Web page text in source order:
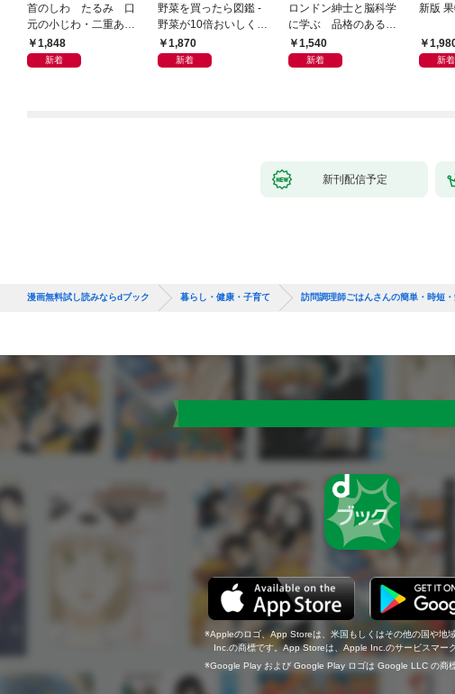
首のしわ たるみ 口
元の小じわ・二重あ
ご 何歳からでもここ
まで若くなる！ 名医
1,848
新着
野菜を買ったら図鑑 -
野菜が10倍おいしくな
る保存法と64のレシピ
-
1,870
新着
ロンドン紳士と脳科学
に学ぶ 品格のあるマ
ウントのとり方
1,540
新着
新版
新着
新刊配信予定
漫画無料試し読みならdブック 暮らし・健康・子育て 訪問調理師ごはんさんの簡単・時短
Appleのロゴ、App Storeは、米国もしくはその他の国や地
Inc.の商標です。App Storeは、Apple Inc.のサービスマーク
Google Play および Google Play ロゴは Google LLC の商標